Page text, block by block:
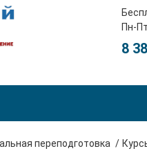
Пн-
8
переподготовка